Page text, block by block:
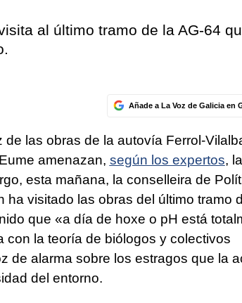
al último tramo de la AG-64
Añade a La Voz de Galicia en
las obras de la autovía Ferrol-
amenazan, según los expertos, la
esta mañana, la conselleira de
ha visitado las obras del último tramo
que «a día de hoxe o pH está
con la teoría de biólogos y colectivos
de alarma sobre los estragos que la
del entorno.